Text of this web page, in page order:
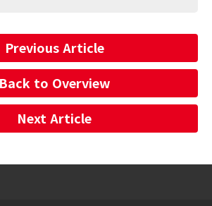
Previous Article
Back to Overview
Next Article